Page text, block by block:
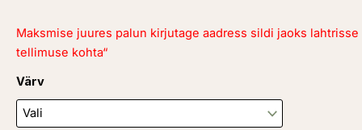
Maksmise juures palun kirjutage aadress sildi jaoks lahtrisse
tellimuse kohta“
Värv
Majanumber
kogus